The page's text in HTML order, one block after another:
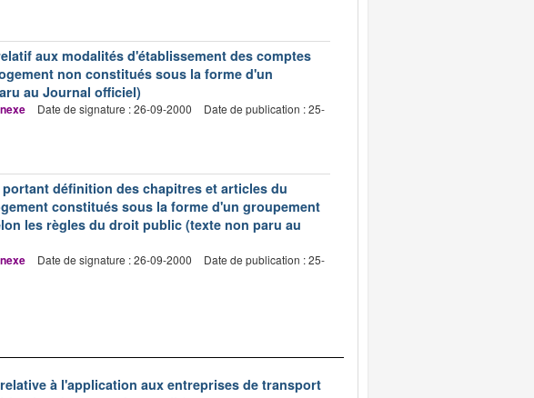
aux modalités d'établissement des comptes
non constitués sous la forme d'un
au Journal officiel)
Date de signature : 26-09-2000
Date de publication : 25-
définition des chapitres et articles du
constitués sous la forme d'un groupement
les règles du droit public (texte non paru au
Date de signature : 26-09-2000
Date de publication : 25-
à l'application aux entreprises de transport